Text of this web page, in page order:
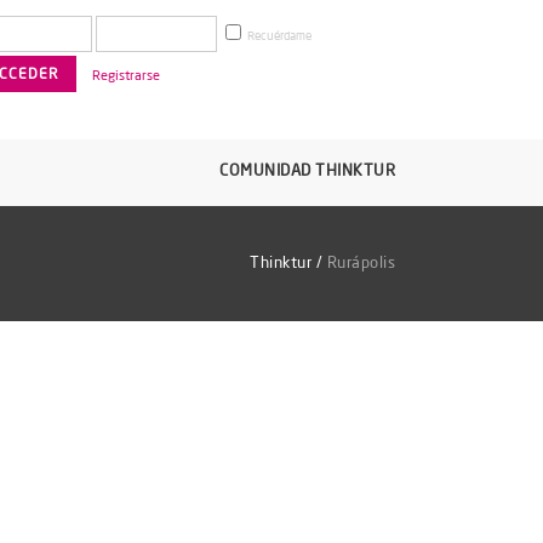
Recuérdame
Registrarse
COMUNIDAD THINKTUR
Thinktur / Rurápolis